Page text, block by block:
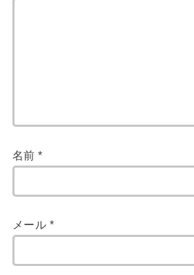
名前*
メール *